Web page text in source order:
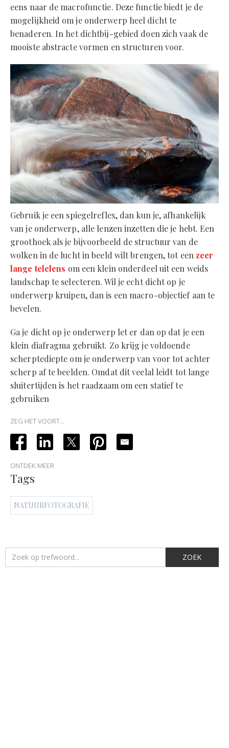
eens naar de macrofunctie. Deze functie biedt je de
mogelijkheid om je onderwerp heel dicht te
benaderen. In het dichtbij-gebied doen zich vaak de
mooiste abstracte vormen en structuren voor.
‍Gebruik je een spiegelreflex, dan kun je, afhankelijk
van je onderwerp, alle lenzen inzetten die je hebt. Een
groothoek als je bijvoorbeeld de structuur van de
wolken in de lucht in beeld wilt brengen, tot een zeer
lange telelens om een klein onderdeel uit een weids
landschap te selecteren. Wil je echt dicht op je
onderwerp kruipen, dan is een macro-objectief aan te
bevelen.
Ga je dicht op je onderwerp let er dan op dat je een
klein diafragma gebruikt. Zo krijg je voldoende
scherptediepte om je onderwerp van voor tot achter
scherp af te beelden. Omdat dit veelal leidt tot lange
sluitertijden is het raadzaam om een statief te
gebruiken
ZEG HET VOORT...
ONTDEK MEER
Tags
NATUURFOTOGRAFIE